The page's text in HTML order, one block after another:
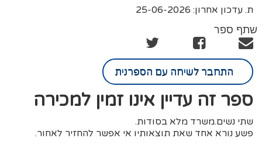
ת. עדכון אחרון: 25-06-2026
שתף ספר
התחבר לשיחה עם הספרנית
ספר זה עדיין אינו זמין למכירה
שתי נשים.משרד מלא בסודות.
פשע נורא אחד שאת תוצאותיו אי אפשר להחזיר לאחור.